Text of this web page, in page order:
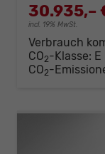
30.935,–
incl. 19% MwSt.
Verbrauch
CO2-Klasse: E
CO2-